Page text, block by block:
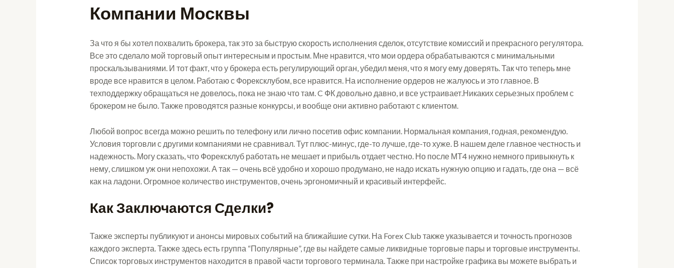
Компании Москвы
За что я бы хотел похвалить брокера, так это за быструю скорость исполнения сделок, отсутствие комиссий и прекрасного регулятора.
Все это сделало мой торговый опыт интересным и простым. Мне нравится, что мои ордера обрабатываются с минимальными
проскальзываниями. И тот факт, что у брокера есть регулирующий орган, убедил меня, что я могу ему доверять. Так что теперь мне
вроде все нравится в целом. Работаю с Форексклубом, все нравится. На исполнение ордеров не жалуюсь и это главное. В
техподдержку обращаться не довелось, пока не знаю что там. C ФК довольно давно, и все устраивает.Никаких серьезных проблем с
брокером не было. Также проводятся разные конкурсы, и вообще они активно работают с клиентом.
Любой вопрос всегда можно решить по телефону или лично посетив офис компании. Нормальная компания, годная, рекомендую.
Условия торговли с другими компаниями не сравнивал. Тут плюс-минус, где-то лучше, где-то хуже. В нашем деле главное честность и
надежность. Могу сказать, что Форексклуб работать не мешает и прибыль отдает честно. Но после МТ4 нужно немного привыкнуть к
нему, слишком уж они непохожи. А так — очень всё удобно и хорошо продумано, не надо искать нужную опцию и гадать, где она — всё
как на ладони. Огромное количество инструментов, очень эргономичный и красивый интерфейс.
Как Заключаются Сделки?
Также эксперты публикуют и анонсы мировых событий на ближайшие сутки. На Forex Club также указывается и точность прогнозов
каждого эксперта. Также здесь есть группа “Популярные”, где вы найдете самые ликвидные торговые пары и торговые инструменты.
Список торговых инструментов находится в правой части торгового терминала. Также при настройке графика вы можете выбрать и